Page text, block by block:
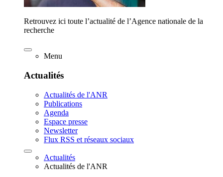
Retrouvez ici toute l’actualité de l’Agence nationale de la
recherche
Menu
Actualités
Actualités de l'ANR
Publications
Agenda
Espace presse
Newsletter
Flux RSS et réseaux sociaux
Actualités
Actualités de l'ANR